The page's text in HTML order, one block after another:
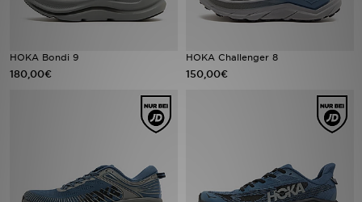
HOKA Bondi 9
180,00€
HOKA Challenger 8
150,00€
Bestsellers
JD Exklusives
Lade Die APP